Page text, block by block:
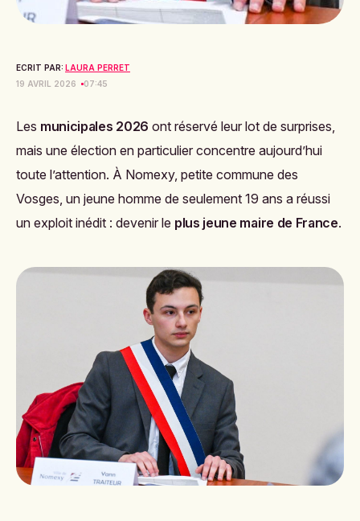
ECRIT PAR: LAURA PERRET
19 AVRIL 2026
07:45
Les municipales 2026 ont réservé leur lot de surprises,
mais une élection en particulier concentre aujourd’hui
toute l’attention. À Nomexy, petite commune des
Vosges, un jeune homme de seulement 19 ans a réussi
un exploit inédit : devenir le plus jeune maire de France.